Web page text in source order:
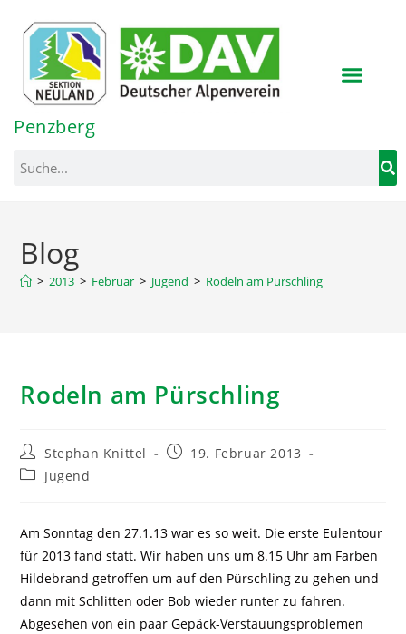
springen
Penzberg
Blog
> 2013 > Februar > Jugend > Rodeln am Pürschling
Rodeln am Pürschling
Stephan Knittel
19. Februar 2013
Jugend
Am Sonntag den 27.1.13 war es so weit. Die erste Eulentour
für 2013 fand statt. Wir haben uns um 8.15 Uhr am Farben
Hildebrand getroffen um auf den Pürschling zu gehen und
dann mit Schlitten oder Bob wieder runter zu fahren.
Abgesehen von ein paar Gepäck-Verstauungsproblemen